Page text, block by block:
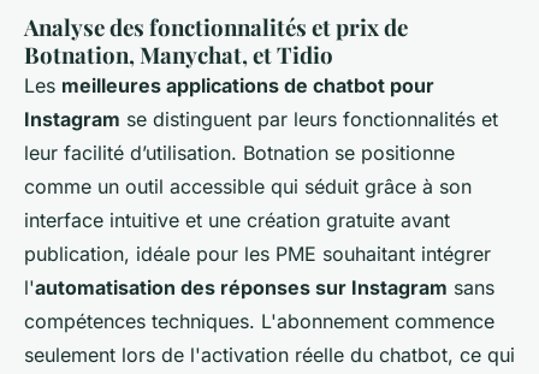
Analyse des fonctionnalités et prix de
Botnation, Manychat, et Tidio
Les meilleures applications de chatbot pour
Instagram se distinguent par leurs fonctionnalités et
leur facilité d’utilisation. Botnation se positionne
comme un outil accessible qui séduit grâce à son
interface intuitive et une création gratuite avant
publication, idéale pour les PME souhaitant intégrer
l'automatisation des réponses sur Instagram sans
compétences techniques. L'abonnement commence
seulement lors de l'activation réelle du chatbot, ce qui